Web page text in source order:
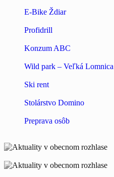
E-Bike Ždiar
Profidrill
Konzum ABC
Wild park – Veľká Lomnica
Ski rent
Stolárstvo Domino
Preprava osôb